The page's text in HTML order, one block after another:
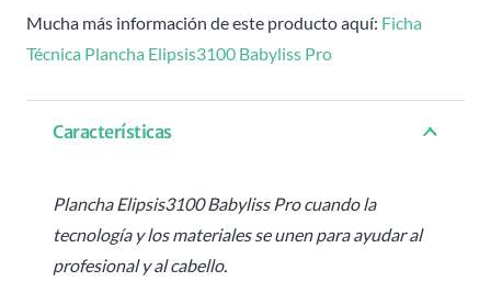
Mucha más información de este producto aquí: Ficha
Técnica Plancha Elipsis3100 Babyliss Pro
Características
Plancha Elipsis3100 Babyliss Pro cuando la
tecnología y los materiales se unen para ayudar al
profesional y al cabello.